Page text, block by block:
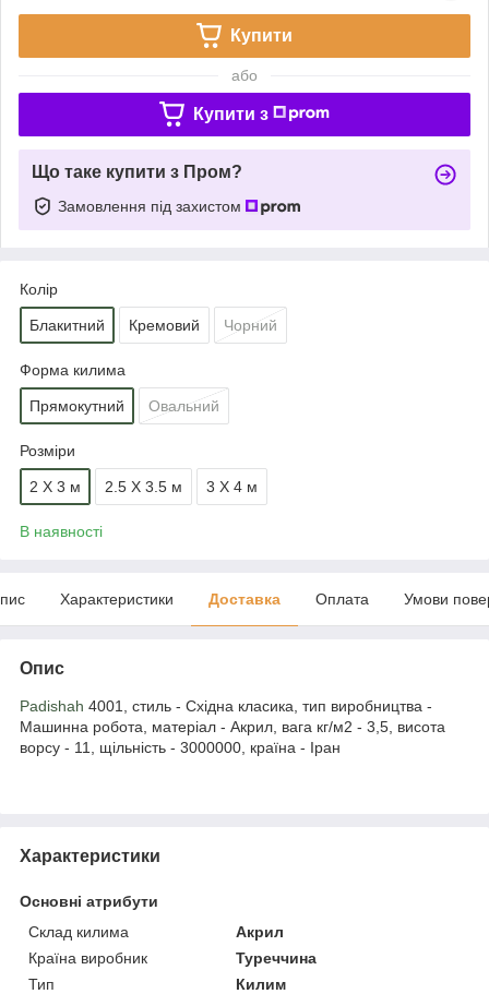
Купити
або
Купити з
Що таке купити з Пром?
Замовлення під захистом
Колір
Блакитний Кремовий Чорний
Форма килима
Прямокутний Овальний
Розміри
2 Х 3 м 2.5 Х 3.5 м 3 Х 4 м
В наявності
Характеристики Доставка Оплата Умови
Опис
Padishah 4001, стиль - Східна класика, тип виробництва -
Машинна робота, матеріал - Акрил, вага кг/м2 - 3,5, висота
ворсу - 11, щільність - 3000000, країна - Іран
Характеристики
Основні атрибути
Склад килима
Акрил
Країна виробник
Туреччина
Тип
Килим